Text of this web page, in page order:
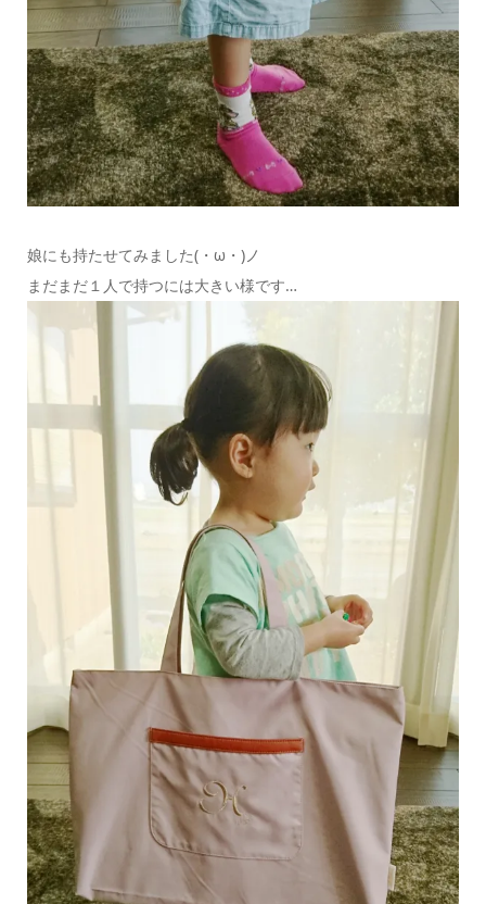
娘にも持たせてみました(・ω・)ノ
まだまだ１人で持つには大きい様です…